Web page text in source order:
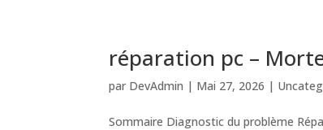
réparation pc –
par DevAdmin | Mai 27, 2026 |
Sommaire Diagnostic du problème